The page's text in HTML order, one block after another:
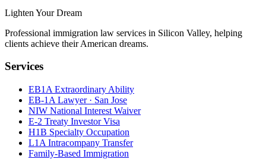
Lighten Your Dream
Professional immigration law services in Silicon Valley, helping
clients achieve their American dreams.
Services
EB1A Extraordinary Ability
EB-1A Lawyer · San Jose
NIW National Interest Waiver
E-2 Treaty Investor Visa
H1B Specialty Occupation
L1A Intracompany Transfer
Family-Based Immigration